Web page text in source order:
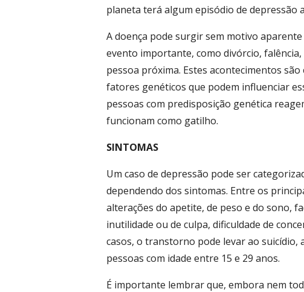
planeta terá algum episódio de depressão
A doença pode surgir sem motivo
evento importante, como divórcio,
pessoa próxima. Estes acontecimentos
fatores genéticos que podem influenciar
pessoas com predisposição genética
funcionam como gatilho.
SINTOMAS
Um caso de depressão pode ser
dependendo dos sintomas. Entre os
alterações do apetite, de peso e do sono,
inutilidade ou de culpa, dificuldade de
casos, o transtorno pode levar ao
pessoas com idade entre 15 e 29 anos.
É importante lembrar que, embora nem